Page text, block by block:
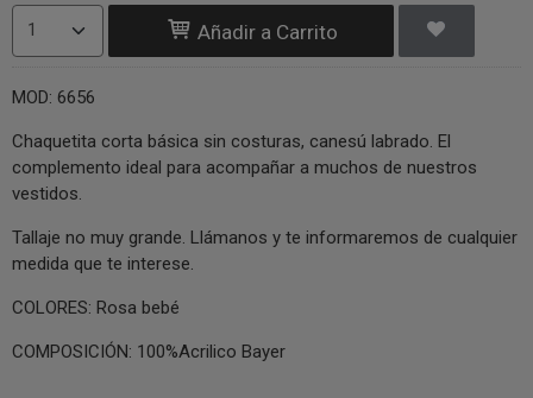
Añadir a Carrito
MOD: 6656
Chaquetita corta básica sin costuras, canesú labrado. El
complemento ideal para acompañar a muchos de nuestros
vestidos.
Tallaje no muy grande. Llámanos y te informaremos de cualquier
medida que te interese.
COLORES: Rosa bebé
COMPOSICIÓN: 100%Acrilico Bayer